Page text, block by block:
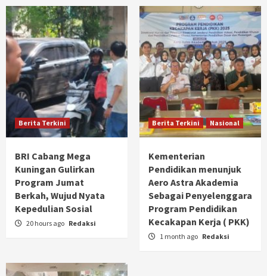
Berita Terkini
BRI Cabang Mega
Kuningan Gulirkan
Program Jumat
Berkah, Wujud Nyata
Kepedulian Sosial
20 hours ago Redaksi
Berita Terkini Nasional
Kementerian
Pendidikan menunjuk
Aero Astra Akademia
Sebagai Penyelenggara
Program Pendidikan
Kecakapan Kerja ( PKK)
1 month ago Redaksi